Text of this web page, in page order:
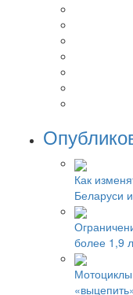
Как
Беларуси
более 1,9